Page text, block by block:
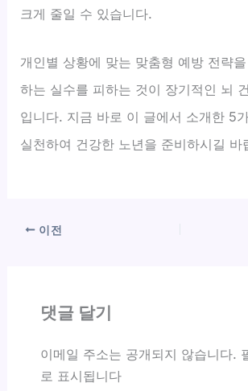
크게 줄일 수 있습니다.
개인별 상황에 맞는 맞춤형 예방 전략
하는 실수를 피하는 것이 장기적인 뇌
입니다. 지금 바로 이 글에서 소개한 5
실천하여 건강한 노년을 준비하시길 바
이전
댓글 달기
이메일 주소는 공개되지 않습니다.
로 표시됩니다